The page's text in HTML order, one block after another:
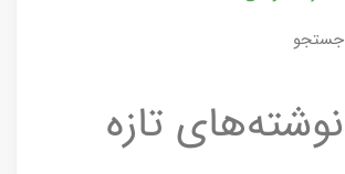
جستجو
نوشته‌های تازه